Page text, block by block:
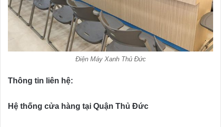
Điện Máy Xanh Thủ Đức
Thông tin liên hệ:
Hệ thống cửa hàng tại Quận Thủ Đức